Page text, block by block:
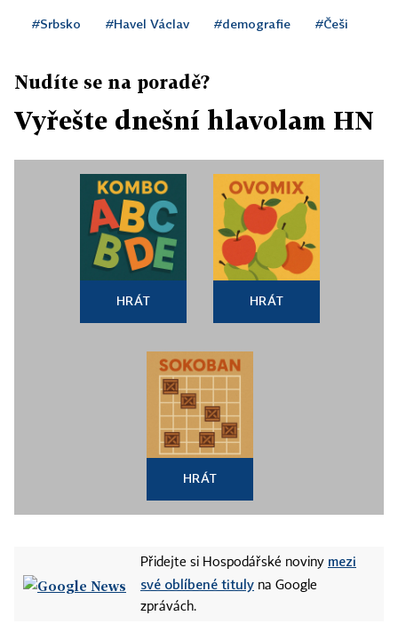
#Srbsko #Havel Václav #demografie #Češi
Nudíte se na poradě?
Vyřešte dnešní hlavolam HN
HRÁT HRÁT
HRÁT
Přidejte si Hospodářské noviny mezi
své oblíbené tituly na Google
zprávách.